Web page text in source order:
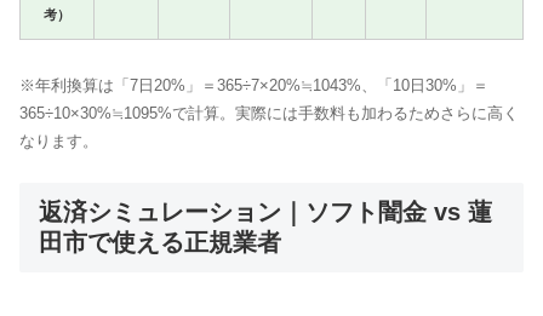
考）
※年利換算は「7日20%」＝365÷7×20%≒1043%、「10日30%」＝
365÷10×30%≒1095%で計算。実際には手数料も加わるためさらに高く
なります。
返済シミュレーション｜ソフト闇金 vs 蓮
田市で使える正規業者